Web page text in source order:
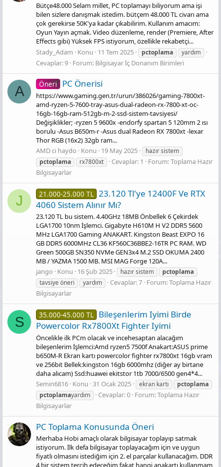
Bütçe48.000 Selam millet, PC toplamayı biliyorum ama işi
bilen sizlere danışmak istedim. bütçem 48.000 TL civarı ama
çok gerekirse 50K'ya kadar çıkabilirim. Kullanım amacım:
Oyun Yayın açmak. Video düzenleme, render (Premiere, After
Effects gibi) Yüksek FPS istiyorum, özellikle rekabetçi...
Stady_Adam
Konu 11 Tem 2025 pctoplama yardım
Cevaplar: 9 Forum: Bilgisayar İç Donanım Birimleri
A Öneri PC Önerisi
https://www.gaming.gen.tr/urun/386026/gaming-7800xt-
amd-ryzen-5-7600-tray-asus-dual-radeon-rx-7800-xt-oc-
16gb-16gb-ram-512gb-m-2-ssd-sistem-tavsiyesi/
Değişiklikler; -ryzen 5 9600x -endorfy spartan 5 120mm 2 ısı
borulu -Asus B650m-r -Asus dual Radeon RX 7800xt -lexar
Thor RGB (16x2) 32gb ram...
AMD ci haydo
Konu 19 May 2025
hazır sistem
pctoplama
rx7800xt Cevaplar: 1 Forum:Toplama Hazır
Bilgisayarlar
J 21.000-25.000 TL 23.120 Tl'ye 12400F Ve RTX
4060 Sistem Alınır Mı?
23.120 TL bu sistem. 4.40GHz 18MB Önbellek 6 Çekirdek
LGA1700 10nm İşlemci. Gigabyte H610M H V2 DDR5 5600
MHz LGA1700 Gaming ANAKART. Kingston Beast EXPO 16
GB DDR5 6000MHz CL36 KF560C36BBE2-16TR PC RAM. WD
Green 500GB SN350 NVMe GEN3x4 M.2 SSD OKUMA 2400
MB / YAZMA 1500 MB. MSI MAG Forge 120A...
jango
Konu 16 Şub 2025 hazır sistem
pctoplama
tavsiye öneri
yardım Cevaplar: 7 Forum:Toplama Hazır
Bilgisayarlar
S 35.000-45.000 TL Bileşenlerim Iyimi Birde
Powercolor Rx7800Xt Fighter Iyimi
Öncelikle ilk PCm olacak ve incehesaptan alacağım
bileşenlerim İşlemci:Amd ryzen5 7500f Anakart:ASUS prime
b650M-R Ekran kartı powercolor fighter rx7800xt 16gb vram
ve 256bit Bellek:kingston 16gb 6000mhz (diğer ay birtane
daha alıcam) Ssd:huawei ekitstor 1tb 7000/6500 gen4*4...
Semin6816 Konu 31 Ocak 2025 ekran kartı
pctoplama
pctoplamayardım Cevaplar: 0 Forum:Toplama Hazır
Bilgisayarlar
PC Toplama Konusunda Öneri
Merhaba Hobi amaçlı olarak bilgisayar toplayıp satmak
istiyorum. İlk defa bilgisayar toplayacağım için ve uygun
fiyatlı olmasını istediğim için 2. el parçalar kullanacağım. DDR
4 bir sistem tercih edeceğim fakat hangi anakartı kullanmam